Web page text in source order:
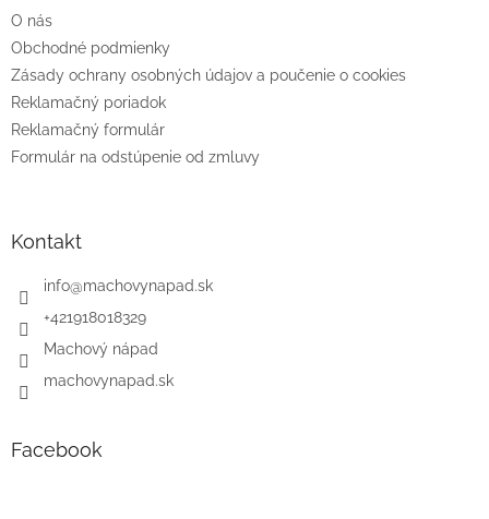
e
O nás
Obchodné podmienky
Zásady ochrany osobných údajov a poučenie o cookies
Reklamačný poriadok
Reklamačný formulár
Formulár na odstúpenie od zmluvy
Kontakt
info@machovynapad.sk
+421918018329
Machový nápad
machovynapad.sk
Facebook